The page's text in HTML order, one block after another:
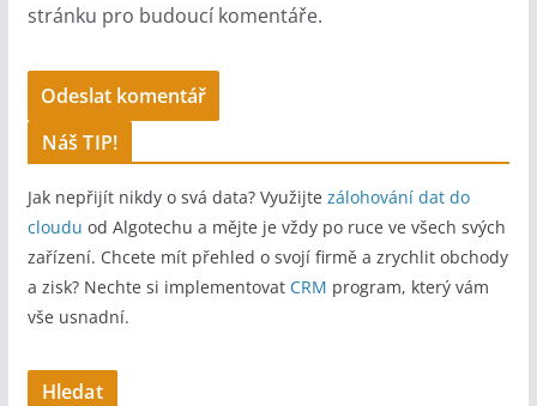
stránku pro budoucí komentáře.
l
t
e
r
n
t
Náš TIP!
Jak nepřijít nikdy o svá data? Využijte zálohování dat do
cloudu od Algotechu a mějte je vždy po ruce ve všech svých
zařízení. Chcete mít přehled o svojí firmě a zrychlit obchody
a zisk? Nechte si implementovat CRM program, který vám
vše usnadní.
Hledat